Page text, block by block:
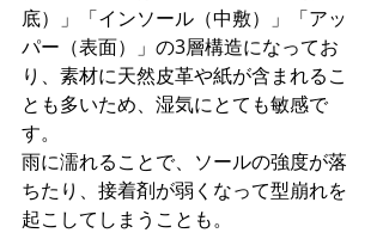
底）」「インソール（中敷）」「アッ
パー（表面）」の3層構造になってお
り、素材に天然皮革や紙が含まれるこ
とも多いため、湿気にとても敏感で
す。
雨に濡れることで、ソールの強度が落
ちたり、接着剤が弱くなって型崩れを
起こしてしまうことも。